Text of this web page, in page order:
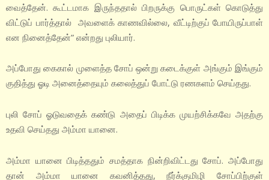
வைத்தேன். கூட்டமாக இருந்ததால் பிறருக்கு பொருட்கள் கொடுத்து
விட்டுப் பார்த்தால் அவளைக் காணவில்லை, வீட்டிற்குப் போயிருப்பாள்
என நினைத்தேன்” என்றது புலியார்.
அப்போது கைகால் முளைத்த சோப் ஒன்று கடைக்குள் அங்கும் இங்கும்
குதித்து ஓடி அனைத்தையும் கலைத்துப் போட்டு ரணகளம் செய்தது.
புலி சோப் ஓடுவதைக் கண்டு அதைப் பிடிக்க முயற்சிக்கவே அதற்கு
உதவி செய்தது அம்மா யானை.
அம்மா யானை பிடித்ததும் சமத்தாக நின்றிவிட்டது சோப். அப்போது
தான் அம்மா யானை கவனித்தது, நீர்க்குமிழி சோப்பிற்குள்